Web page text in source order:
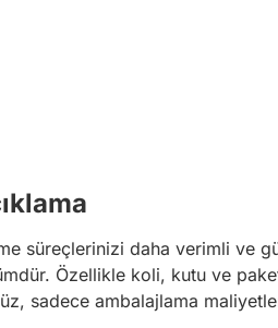
süreçlerinizi daha verimli ve
Özellikle koli, kutu ve
sadece ambalajlama